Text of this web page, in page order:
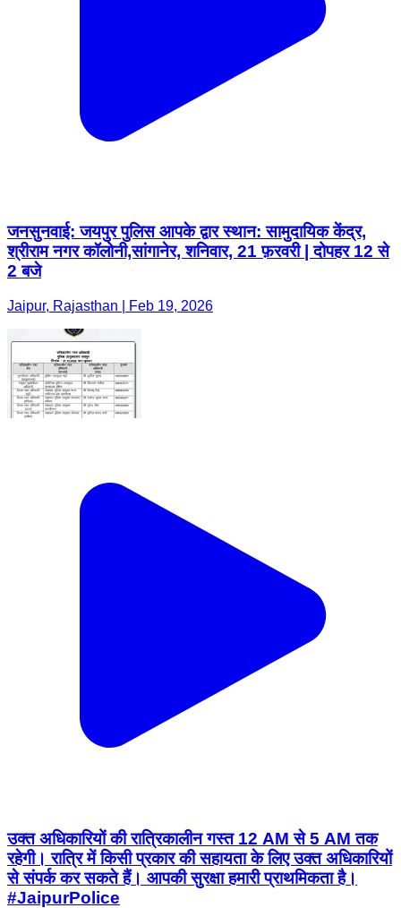
जनसुनवाई: जयपुर पुलिस आपके द्वार स्थान: सामुदायिक केंद्र,
श्रीराम नगर कॉलोनी,सांगानेर, शनिवार, 21 फ़रवरी | दोपहर 12 से
2 बजे
Jaipur, Rajasthan | Feb 19, 2026
उक्त अधिकारियों की रात्रिकालीन गस्त 12 AM से 5 AM तक
रहेगी। रात्रि में किसी प्रकार की सहायता के लिए उक्त अधिकारियों
से संपर्क कर सकते हैं। आपकी सुरक्षा हमारी प्राथमिकता है।
#JaipurPolice